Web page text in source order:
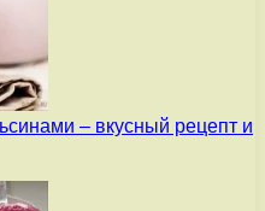
– вкусный рецепт и